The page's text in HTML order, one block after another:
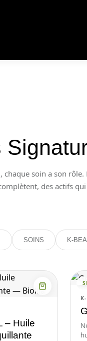
soin a son rôle.
des actifs
SOINS K-
– Huile